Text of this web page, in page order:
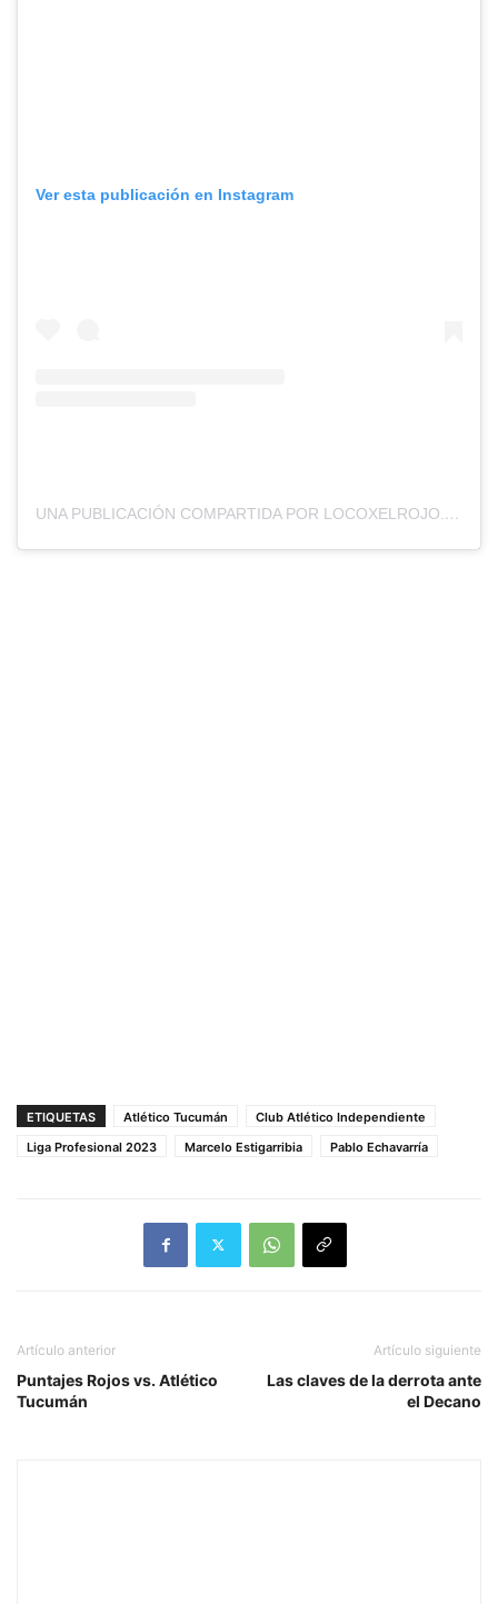
Ver esta publicación en Instagram
UNA PUBLICACIÓN COMPARTIDA POR LOCOXELROJO.COM (@LOCOXELROJOWEB)
ETIQUETAS Atlético Tucumán
Club Atlético Independiente
Liga Profesional 2023
Marcelo Estigarribia Pablo Echavarría
Artículo anterior
Puntajes Rojos vs. Atlético
Tucumán
Artículo siguiente
Las claves de la derrota ante
el Decano